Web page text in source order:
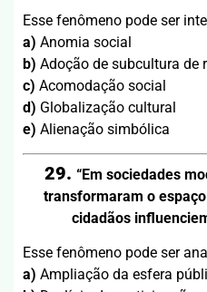
Esse fenômeno pode ser
a) Anomia social
b) Adoção de subcultura de
c) Acomodação social
d) Globalização cultural
e) Alienação simbólica
29. “Em sociedades
transformaram o
cidadãos
Esse fenômeno pode ser
a) Ampliação da esfera